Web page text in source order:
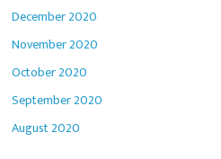
December 2020
November 2020
October 2020
September 2020
August 2020